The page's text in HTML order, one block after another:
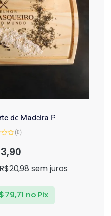
de Madeira P
(0)
R$20,98 sem juros
79,71 no Pix